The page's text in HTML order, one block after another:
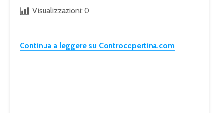
Visualizzazioni: 0
Continua a leggere su Controcopertina.com